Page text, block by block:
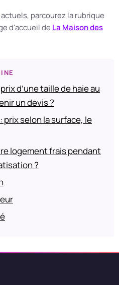
parcourez la rubrique
d'accueil de La Maison des
d’une taille de haie au
un devis ?
selon la surface, le
logement frais pendant
?